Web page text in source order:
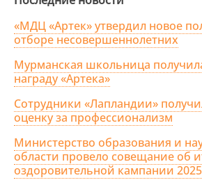
«МДЦ «Артек» утвердил новое
отборе несовершеннолетних
Мурманская школьница
награду «Артека»
Сотрудники «Лапландии»
оценку за профессионализм
Министерство образования и
области провело совещание об
оздоровительной кампании